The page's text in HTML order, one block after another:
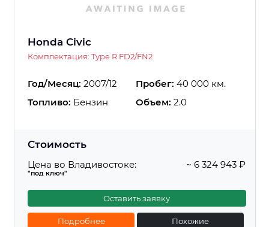
Honda Civic
Комплектация: Type R FD2/FN2
Год/Месяц: 2007/12 Пробег: 40 000 км.
Топливо: Бензин Объем: 2.0
Стоимость
Цена во Владивостоке:
"под ключ"
~ 6 324 943 ₽
Оставить заявку
Подробнее Похожие